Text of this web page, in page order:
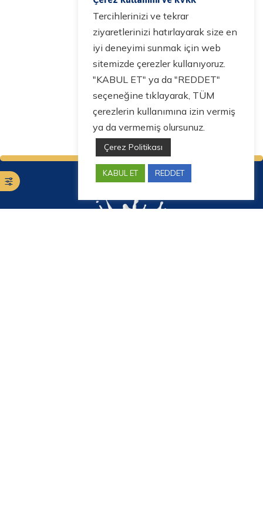
Tercihlerinizi ve tekrar
ziyaretlerinizi hatırlayarak size en
iyi deneyimi sunmak için web
sitemizde çerezler kullanıyoruz.
"KABUL ET" ya da "REDDET"
seçeneğine tıklayarak, TÜM
çerezlerin kullanımına izin vermiş
ya da vermemiş olursunuz.
Çerez Politikası
KABUL ET REDDET